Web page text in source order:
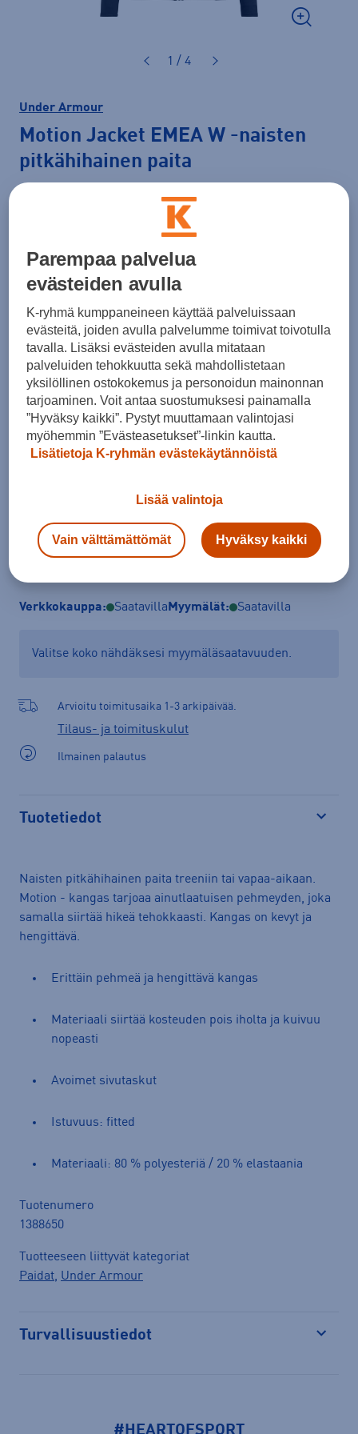
1 / 4
Under Armour
Motion Jacket EMEA W -naisten
pitkähihainen paita
30pv alin hinta: 60,00 € Lisätietoa
Koko
XS S M L XL XXL
Kokotaulukko
Lisää ostoskoriin
Verkkokauppa: Saatavilla Myymälät: Saatavilla
Valitse koko nähdäksesi myymäläsaatavuuden.
Arvioitu toimitusaika 1-3 arkipäivää.
Tilaus- ja toimituskulut
Ilmainen palautus
Tuotetiedot
Naisten pitkähihainen paita treeniin tai vapaa-aikaan.
Motion - kangas tarjoaa ainutlaatuisen pehmeyden, joka
samalla siirtää hikeä tehokkaasti. Kangas on kevyt ja
hengittävä.
Erittäin pehmeä ja hengittävä kangas
Materiaali siirtää kosteuden pois iholta ja kuivuu
nopeasti
Avoimet sivutaskut
Istuvuus: fitted
Materiaali: 80 % polyesteriä / 20 % elastaania
Tuotenumero
1388650
Tuotteeseen liittyvät kategoriat
Paidat, Under Armour
Turvallisuustiedot
Parempaa palvelua
evästeiden avulla
K-ryhmä kumppaneineen käyttää palveluissaan
evästeitä, joiden avulla palvelumme toimivat toivotulla
tavalla. Lisäksi evästeiden avulla mitataan
palveluiden tehokkuutta sekä mahdollistetaan
yksilöllinen ostokokemus ja personoidun mainonnan
tarjoaminen. Voit antaa suostumuksesi painamalla
”Hyväksy kaikki”. Pystyt muuttamaan valintojasi
myöhemmin ”Evästeasetukset”-linkin kautta.
Lisätietoja K-ryhmän evästekäytännöistä
Lisää valintoja
Vain välttämättömät Hyväksy kaikki